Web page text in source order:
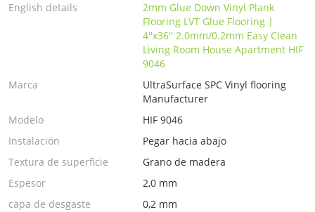
English details
2mm Glue Down Vinyl Plank
Flooring LVT Glue Flooring |
4''x36'' 2.0mm/0.2mm Easy Clean
Living Room House Apartment HIF
9046
Marca
UltraSurface SPC Vinyl flooring
Manufacturer
Modelo
HIF 9046
Instalación
Pegar hacia abajo
Textura de superficie
Grano de madera
Espesor
2,0 mm
capa de desgaste
0,2 mm